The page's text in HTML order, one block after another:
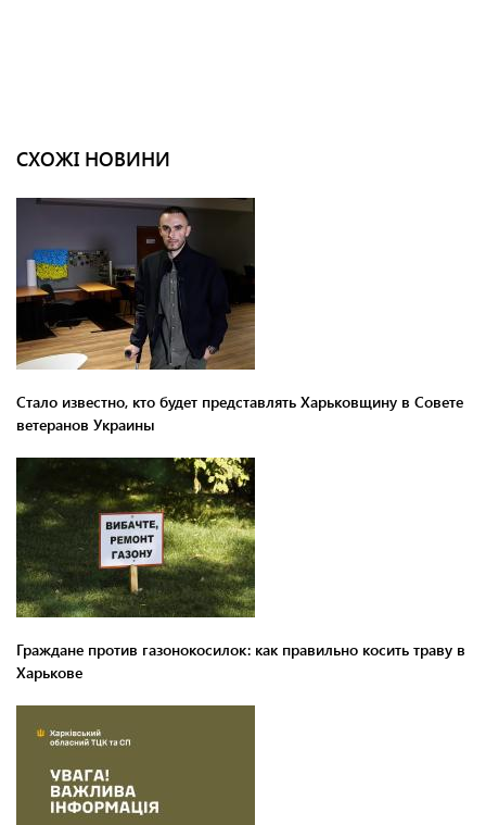
СХОЖІ НОВИНИ
Стало известно, кто будет представлять Харьковщину в Совете
ветеранов Украины
Граждане против газонокосилок: как правильно косить траву в
Харькове